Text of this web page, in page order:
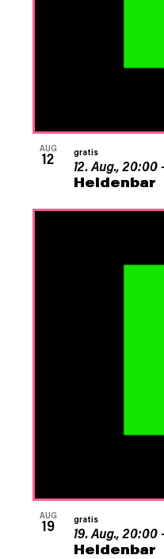
AUG
12
Heldenbar
12. Aug., 20:00
gratis
AUG
19
Heldenbar
19. Aug., 20:00
gratis